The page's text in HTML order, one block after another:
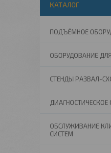
КАТАЛОГ
ПОДЪЁМНОЕ
ОБОРУДОВАНИЕ
СТЕНДЫ РАЗВАЛ-
ОБСЛУЖИВАНИЕ
СИСТЕМ